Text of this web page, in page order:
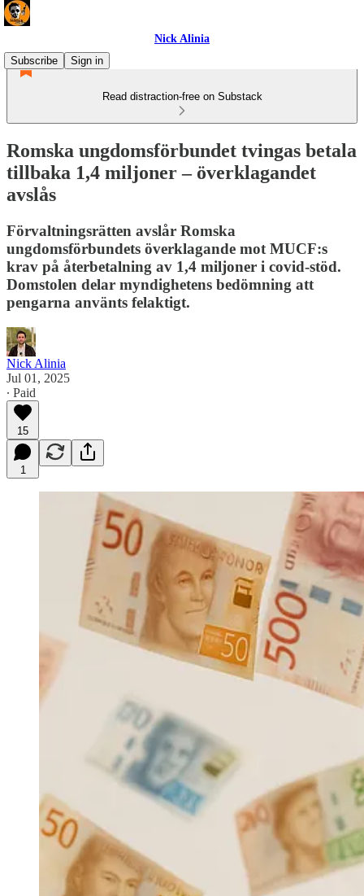
Nick Alinia
Subscribe
Sign in
Read distraction-free on Substack
Romska ungdomsförbundet tvingas betala
tillbaka 1,4 miljoner – överklagandet
avslås
Förvaltningsrätten avslår Romska
ungdomsförbundets överklagande mot MUCF:s
krav på återbetalning av 1,4 miljoner i covid-stöd.
Domstolen delar myndighetens bedömning att
pengarna använts felaktigt.
Nick Alinia
Jul 01, 2025
∙ Paid
15
1